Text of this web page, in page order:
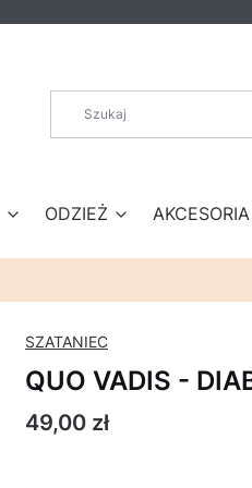
ODZIEŻ AKCESORIA
SZATANIEC
QUO VADIS -
Cena
49,00 zł